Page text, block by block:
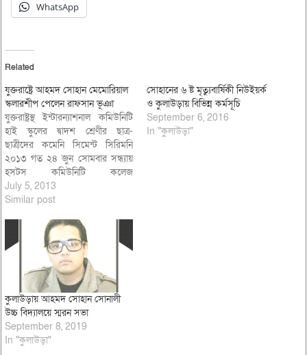
WhatsApp
Related
যুক্তরাষ্ট্রে আহমদ সোহান মেমোরিয়াল
স্কলারশীপ পেলেন রাফসান ভূঞা
যুক্তরাষ্ট্রস্থ ইন্টারন্যাশনাল কমিউনিটি
হাই স্কুলের দ্বাদশ শ্রেণীর ছাত্র-
ছাত্রীদের কমেনি সিমেন্ট সিরিমনি
২০১৩ গত ২৪ জুন সোমবার সন্ধ্যায়
হসটস কমিউনিটি কলেজ
অডিটরিয়ামে অনুষ্ঠিত হয়েছে। মিস
ম্যারিয়া ডামাটো এর পরিচালনায় টুডে
রেখে স্বাগত বক্তব্য রাখেন আইসি
এইচ এস শিক্ষক এস্থোনি ডিমোর।
নিজেদের অনুভূতি প্রকাশ করে…
July 5, 2013
Similar post
সোহানের ৬ ষ্ট মৃত্যুবার্ষিকী নিউইয়র্ক
ও কুলাউড়ায় বিভিন্ন কর্মসূচি
September 6, 2016
In "কুলাউড়া"
কুলাউড়ায় আহমদ সোহান সোনালী
উচ্চ বিদ্যালয়ে স্মরন সভা
September 8, 2019
In "কুলাউড়া"